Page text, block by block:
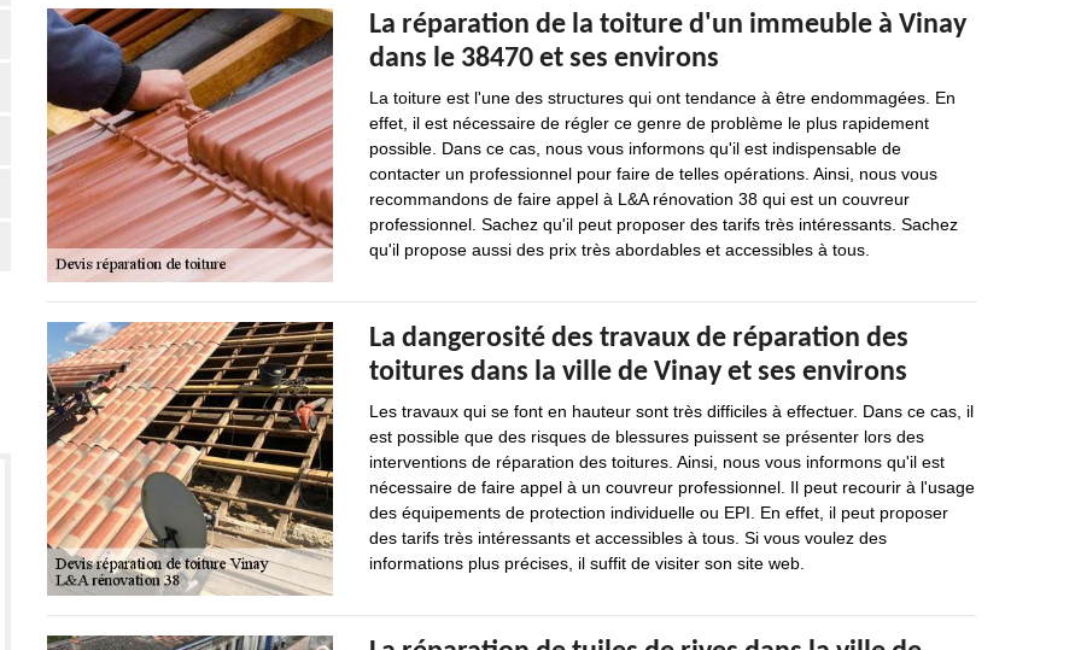
La réparation de la toiture d'un immeuble à Vinay
dans le 38470 et ses environs
La toiture est l'une des structures qui ont tendance à être endommagées. En
effet, il est nécessaire de régler ce genre de problème le plus rapidement
possible. Dans ce cas, nous vous informons qu'il est indispensable de
contacter un professionnel pour faire de telles opérations. Ainsi, nous vous
recommandons de faire appel à L&A rénovation 38 qui est un couvreur
professionnel. Sachez qu'il peut proposer des tarifs très intéressants. Sachez
qu'il propose aussi des prix très abordables et accessibles à tous.
La dangerosité des travaux de réparation des
toitures dans la ville de Vinay et ses environs
Les travaux qui se font en hauteur sont très difficiles à effectuer. Dans ce cas, il
est possible que des risques de blessures puissent se présenter lors des
interventions de réparation des toitures. Ainsi, nous vous informons qu'il est
nécessaire de faire appel à un couvreur professionnel. Il peut recourir à l'usage
des équipements de protection individuelle ou EPI. En effet, il peut proposer
des tarifs très intéressants et accessibles à tous. Si vous voulez des
informations plus précises, il suffit de visiter son site web.